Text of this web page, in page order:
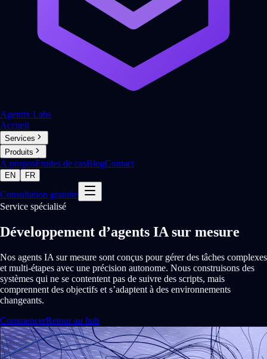
Agentix Labs
Accueil
Services
Produits
À proposÉtudes de casBlogContact
EN FR
Consultation gratuite
Service spécialisé
Développement d’agents IA sur mesure
Nos agents IA sur mesure sont conçus pour gérer des tâches complexes
et multi-étapes avec une précision autonome. Nous construisons des
systèmes qui ne se contentent pas de suivre des scripts, mais
comprennent des objectifs et s’adaptent à des environnements
changeants.
CommencerRetour au hub